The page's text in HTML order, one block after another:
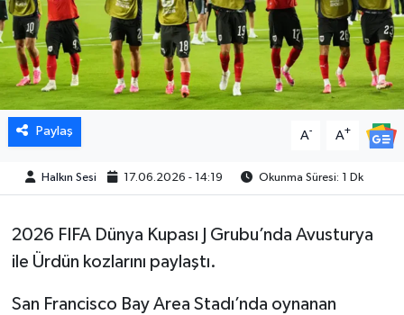
Paylaş A- A+
Halkın Sesi 17.06.2026 - 14:19 Okunma Süresi: 1 Dk
2026 FIFA Dünya Kupası J Grubu’nda Avusturya
ile Ürdün kozlarını paylaştı.
San Francisco Bay Area Stadı’nda oynanan